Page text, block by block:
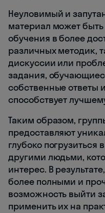
Неуловимый и
материал может быть
обучения в более
различных методик,
дискуссии или
задания,
собственные ответы
способствует
Таким образом,
предоставляют
глубоко
другими людьми,
интерес. В
более полными и
возможность выйти
применить их на